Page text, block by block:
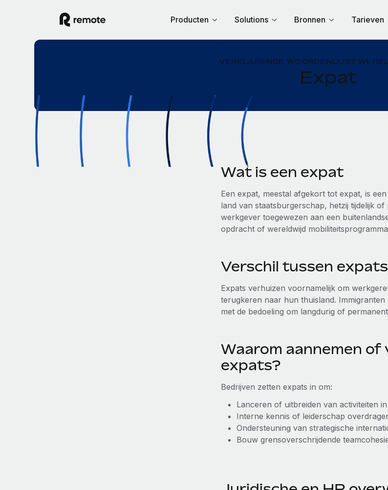
Producten Solutions Bronnen Tarieven
VERKLARENDE WOORDENLIJST
Expat
Wat is een expat
Een expat, meestal afgekort tot expat, is
land van staatsburgerschap, hetzij tijdelijk
werkgever toegewezen aan een
opdracht of wereldwijd
Verschil tussen
Expats verhuizen voornamelijk om
terugkeren naar hun thuisland.
met de bedoeling om langdurig of
Waarom aannemen
expats?
Bedrijven zetten expats in om:
Lanceren of uitbreiden van activiteiten
Interne kennis of leiderschap
Ondersteuning van strategische
Bouw grensoverschrijdende